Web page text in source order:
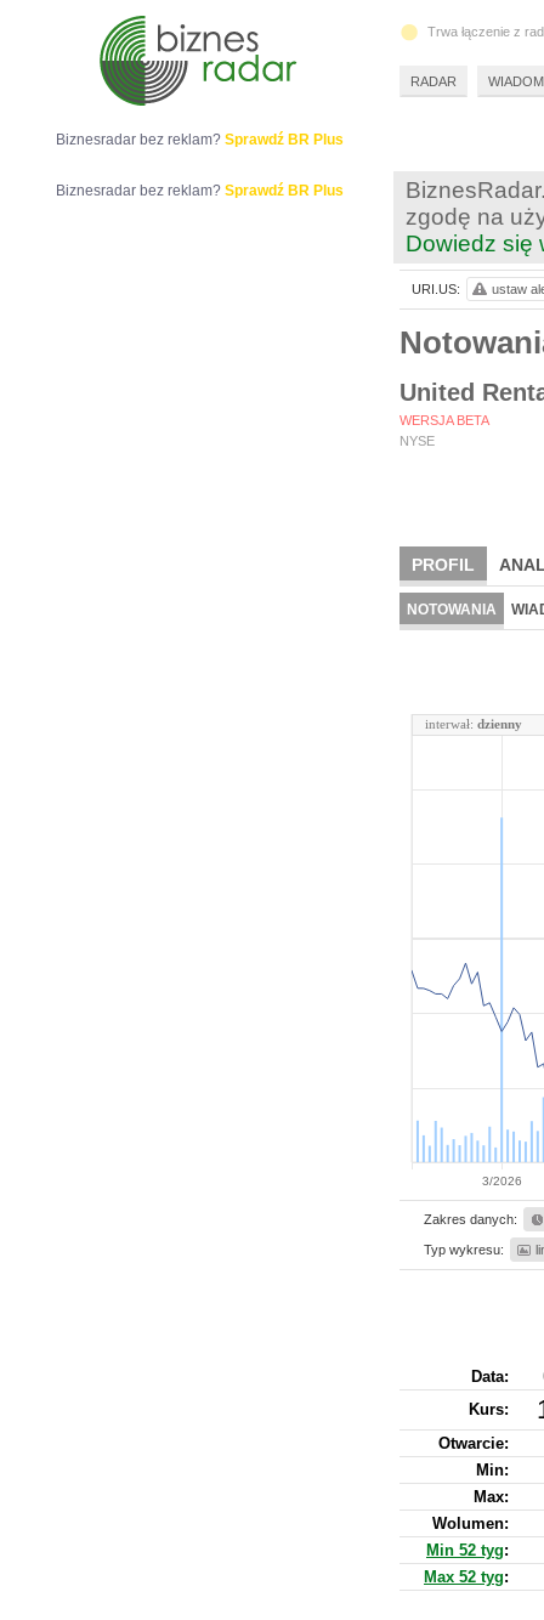
zgodę na
Dowiedz się
United
WERSJA BETA
NYSE
PROFIL
NOTOWANIA
3/2026
interwał: dzienny
Zakres danych:
Typ wykresu:
Data:
Kurs:
Otwarcie:
Min:
Max:
Wolumen:
Min 52 tyg:
Max 52 tyg:
URI.US: ustaw
Biznesradar bez reklam? Sprawdź BR Plus
Biznesradar bez reklam? Sprawdź BR Plus
Trwa łączenie z
RADAR